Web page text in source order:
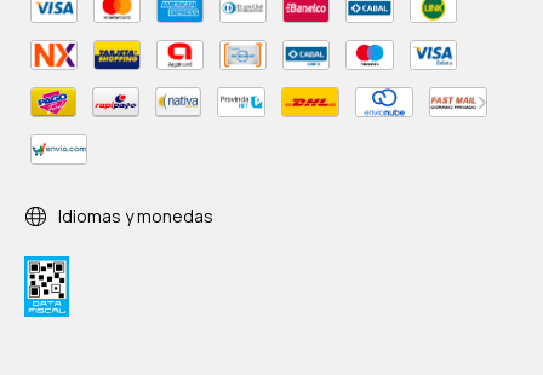
Idiomas y monedas